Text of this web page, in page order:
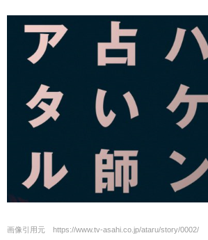
画像引用元 https://www.tv-asahi.co.jp/ataru/story/0002/